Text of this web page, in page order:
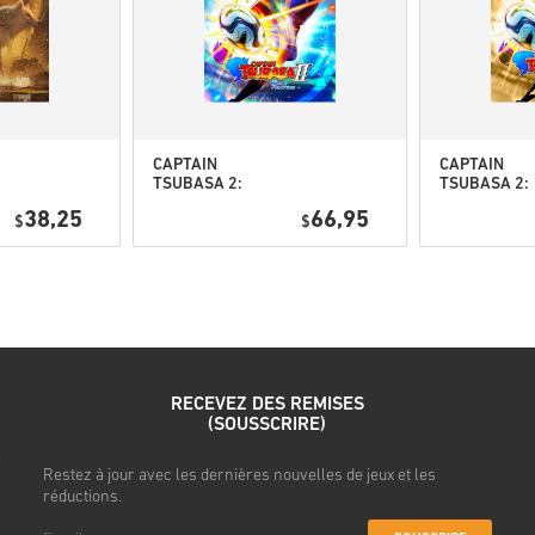
Regarde le guide rapide ci-
• Choisis ton produit
• Entre ton adresse e-mail
Une fois terminé, tu
$38,25
CAPTAIN
TSUBASA 2:
(STEAM) EU
$66,95
CAPTAIN
TSUBASA 2:
Deluxe
RECEVEZ DES REMISES
(SOUSSCRIRE)
Restez à jour avec les dernières nouvelles de jeux et les
réductions.